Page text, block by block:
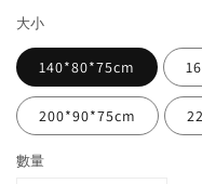
大小
140*80*75cm
200*90*75cm
數量